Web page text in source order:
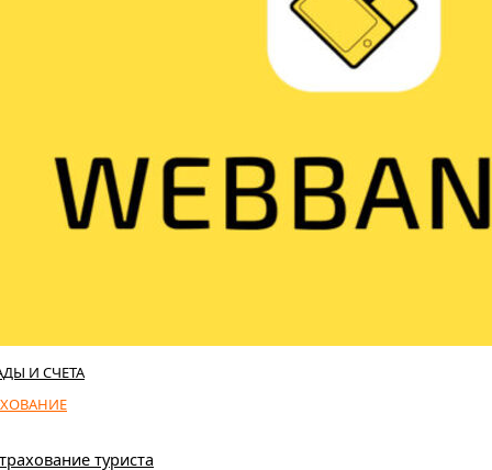
И СЧЕТА
туриста